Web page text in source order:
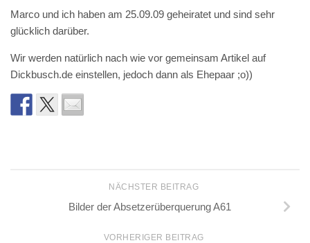
Marco und ich haben am 25.09.09 geheiratet und sind sehr
glücklich darüber.
Wir werden natürlich nach wie vor gemeinsam Artikel auf
Dickbusch.de einstellen, jedoch dann als Ehepaar ;o))
NÄCHSTER BEITRAG
Bilder der Absetzerüberquerung A61
VORHERIGER BEITRAG